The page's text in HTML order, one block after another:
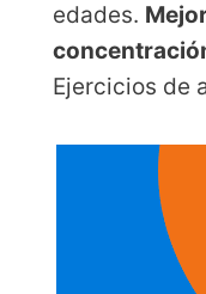
edades.
Ejercicios de